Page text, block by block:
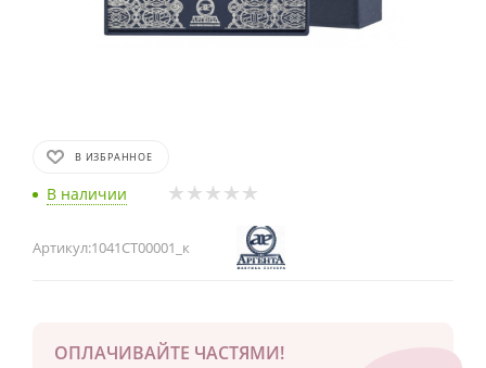
В ИЗБРАННОЕ
В наличии
Артикул:1041СТ00001_к
ОПЛАЧИВАЙТЕ ЧАСТЯМИ!